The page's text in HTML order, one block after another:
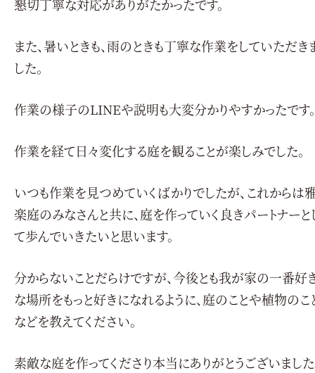
懇切丁寧な対応がありがたかったです。
また、暑いときも、雨のときも丁寧な作業をしていただき
した。
作業の様子のLINEや説明も大変分かりやすかったです。
作業を経て日々変化する庭を観ることが楽しみでした。
いつも作業を見つめていくばかりでしたが、これからは
楽庭のみなさんと共に、庭を作っていく良きパートナーと
て歩んでいきたいと思います。
分からないことだらけですが、今後とも我が家の一番好
な場所をもっと好きになれるように、庭のことや植物のこ
などを教えてください。
素敵な庭を作ってくださり本当にありがとうございました